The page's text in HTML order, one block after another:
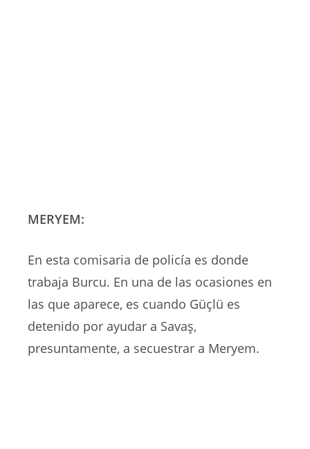
MERYEM:
En esta comisaria de policía es donde
trabaja Burcu. En una de las ocasiones en
las que aparece, es cuando Güçlü es
detenido por ayudar a Savaş,
presuntamente, a secuestrar a Meryem.